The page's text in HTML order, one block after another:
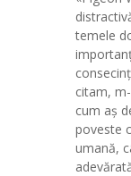
temele
citam,
cum aș
poveste
umană,